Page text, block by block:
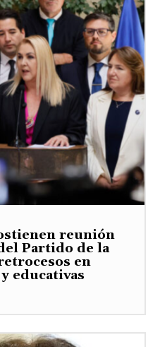
reunión
Partido de la
en
educativas